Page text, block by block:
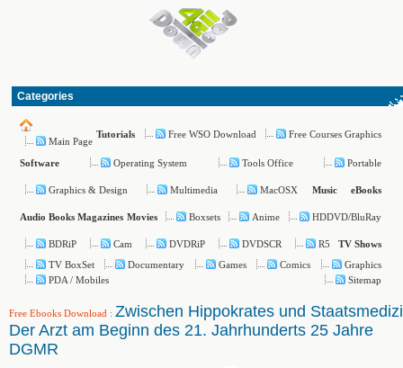
Categories
Main Page
Tutorials Free WSO Download Free Courses Graphics
Software Operating System Tools Office Portable
Graphics & Design Multimedia MacOSX Music eBooks
Audio Books Magazines Movies Boxsets Anime HDDVD/BluRay
BDRiP Cam DVDRiP DVDSCR R5
TV Shows
TV BoxSet
Documentary Games Comics
Graphics
PDA / Mobiles
Sitemap
Free Ebooks Download : Zwischen Hippokrates und
Der Arzt am Beginn des 21. Jahrhunderts 25 Jahre
DGMR